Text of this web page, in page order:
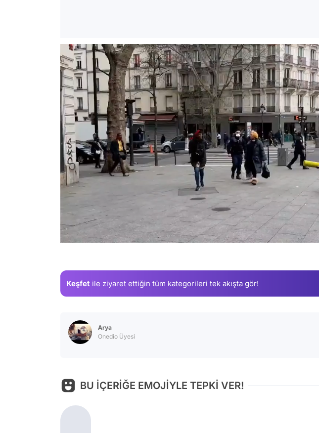
Keşfet ile ziyaret ettiğin tüm kategorileri tek akışta gör!
Arya
Onedio Üyesi
BU İÇERİĞE EMOJİYLE TEPKİ VER!